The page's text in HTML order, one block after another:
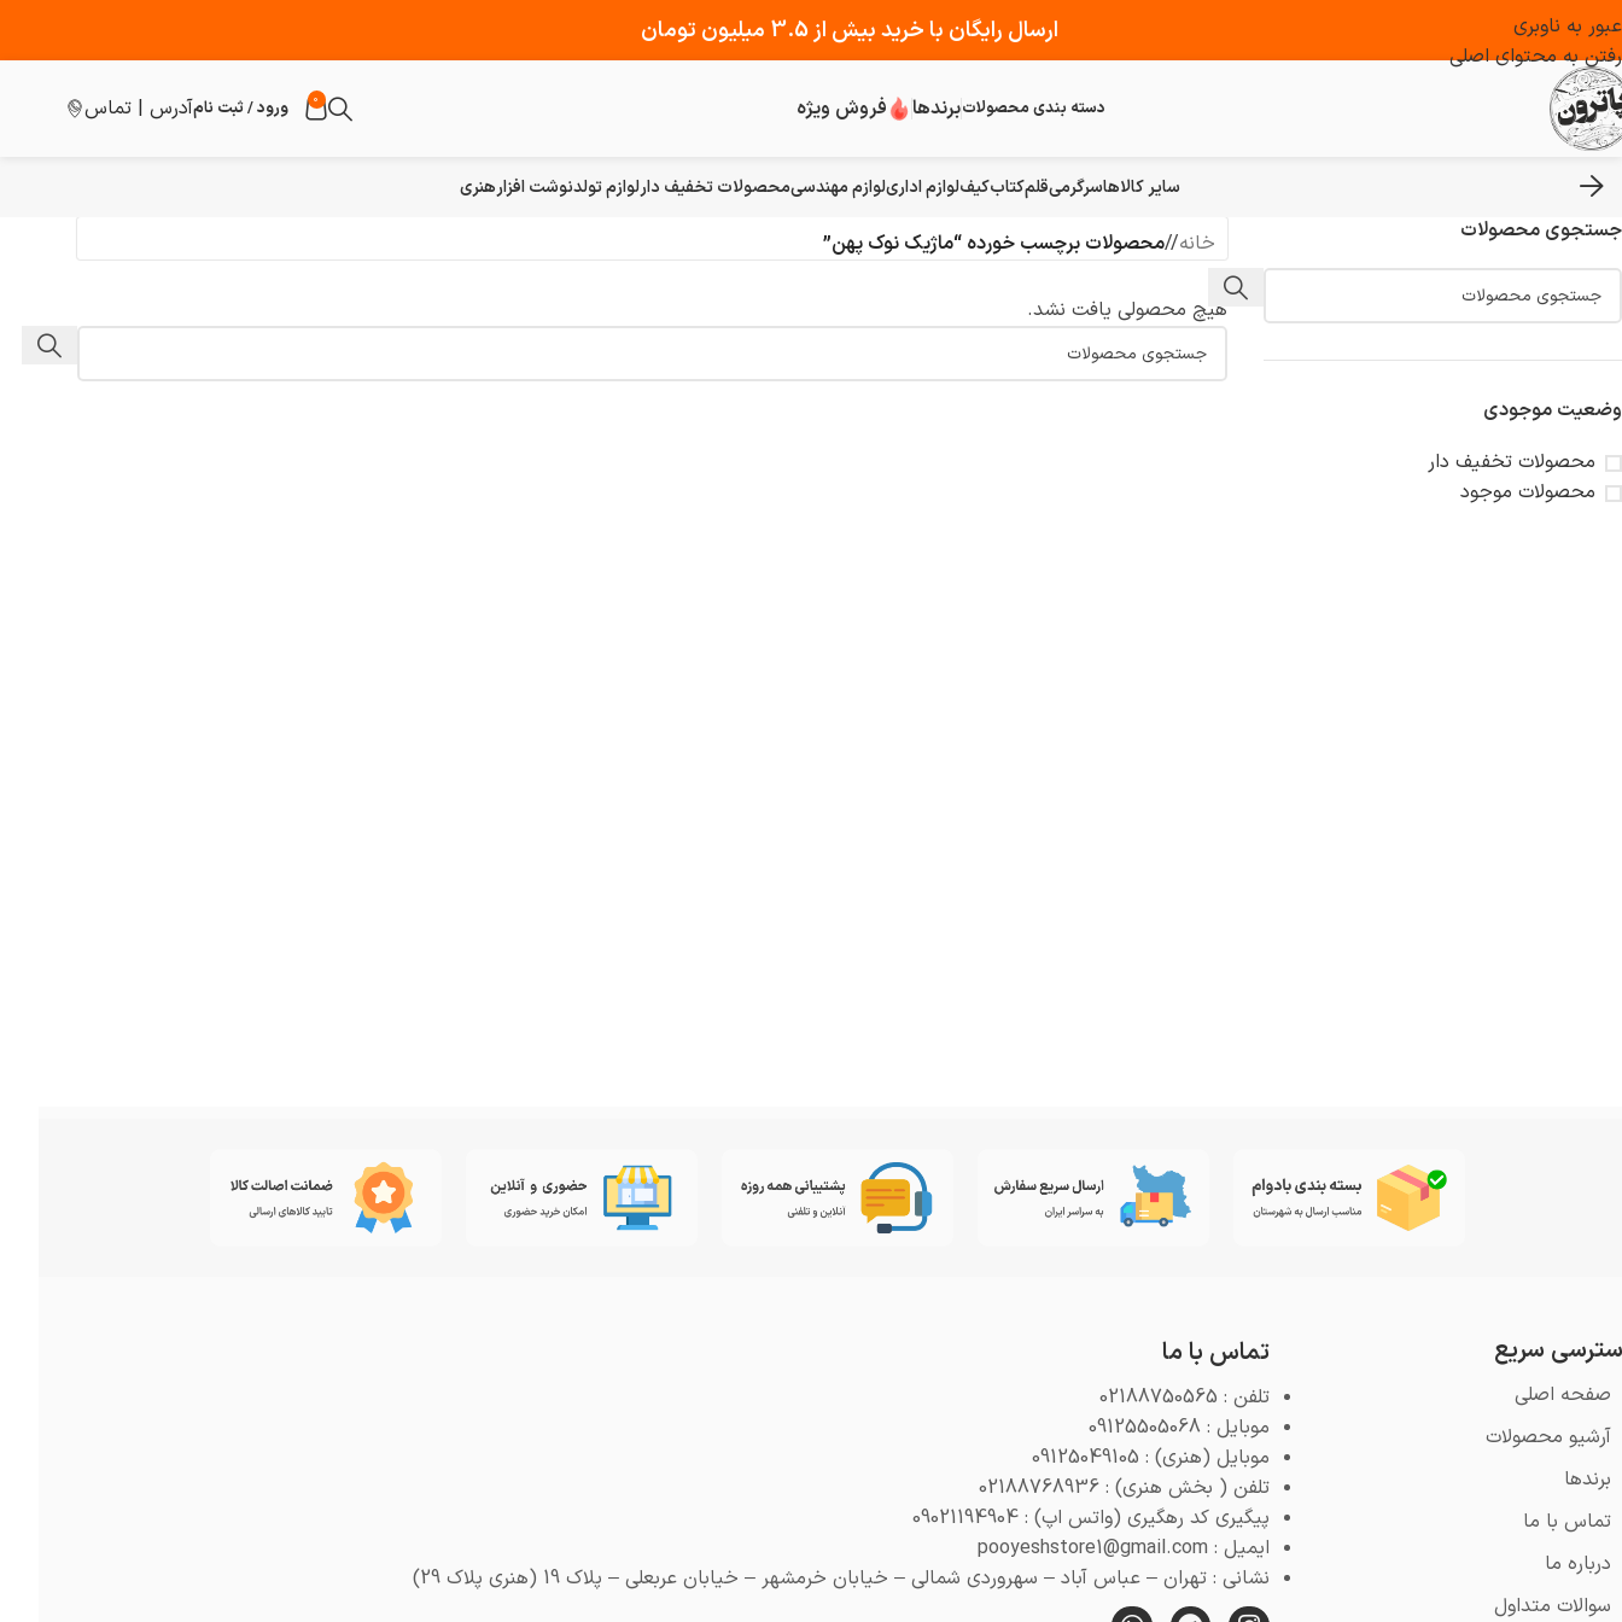
عبور به ناوبری
رفتن به محتوای اصلی
ارسال رایگان با خرید بیش از 3.5 میلیون تومان
دسته بندی محصولاتبرندها فروش ویژه 0 ورود / ثبت نامآدرس | تماس
سایر کالاهاسرگرمیقلمکتابکیفلوازم اداریلوازم مهندسیمحصولات تخفیف دارلوازم تولدنوشت افزارهنری
جستجوی محصولات
وضعیت موجودی
محصولات تخفیف دار
محصولات موجود
خانه/ محصولات برچسب خورده “ماژیک نوک پهن”
هیچ محصولی یافت نشد.
سریع
صفحه اصلی
آرشیو محصولات
برندها
تماس با ما
درباره ما
سوالات متداول
تماس با ما
تلفن : 02188750565
موبایل : 09125505068
موبایل (هنری) : 09125049105
تلفن ( بخش هنری) : 02188768936
پیگیری کد رهگیری (واتس اپ) : 09021194904
ایمیل : pooyeshstore1@gmail.com
نشانی : تهران – عباس آباد – سهروردی شمالی – خیابان خرمشهر – خیابان عربعلی – پلاک 19 (هنری پلاک 29)